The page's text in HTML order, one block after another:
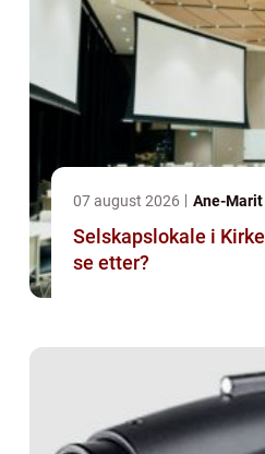
07 august 2026 Ane-Marit
Selskapslokale i
se etter?